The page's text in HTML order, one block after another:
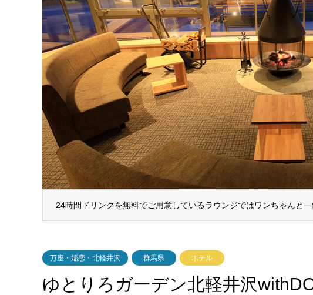
24時間ドリンクを無料でご用意しているラウンジではワンちゃんと
万座・嬬恋・北軽井沢 群馬県 ホテル
ゆとりろガーデン北軽井沢